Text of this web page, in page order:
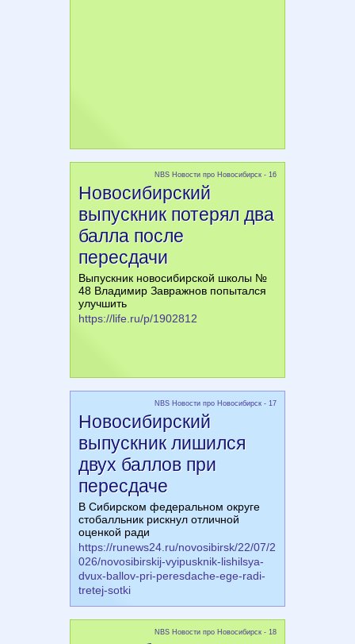
NBS Новости про Новосибирск - 16
Новосибирский
выпускник потерял два
балла после
пересдачи
Выпускник новосибирской школы №
48 Владимир Завражнов попытался
улучшить
https://life.ru/p/1902812
NBS Новости про Новосибирск - 17
Новосибирский
выпускник лишился
двух баллов при
пересдаче
В Сибирском федеральном округе
стобалльник рискнул отличной
оценкой ради
https://runews24.ru/novosibirsk/22/07/2
026/novosibirskij-vyipusknik-lishilsya-
dvux-ballov-pri-peresdache-ege-radi-
tretej-sotki
NBS Новости про Новосибирск - 18